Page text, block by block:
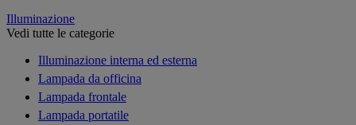
Illuminazione
Vedi tutte le categorie
Illuminazione interna ed esterna
Lampada da officina
Lampada frontale
Lampada portatile